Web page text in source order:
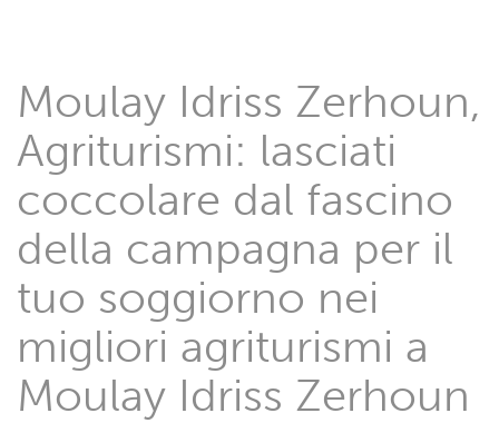
Moulay Idriss Zerhoun,
Agriturismi: lasciati
coccolare dal fascino
della campagna per il
tuo soggiorno nei
migliori agriturismi a
Moulay Idriss Zerhoun